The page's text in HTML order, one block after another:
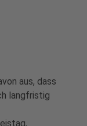
aus, dass
langfristig